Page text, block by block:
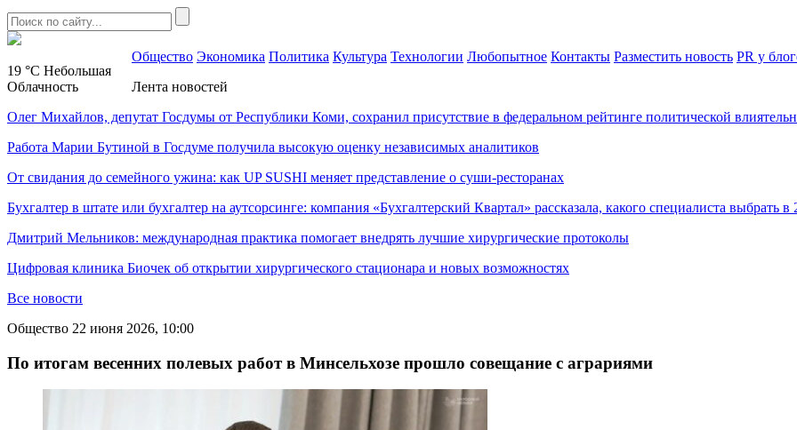
19 °C Небольшая
Облачность
Общество Экономика Политика Культура Технологии Любопытное Контакты Разместить новость PR у
Лента новостей
Олег Михайлов, депутат Госдумы от Республики Коми, сохранил присутствие в федеральном рейтинге политической
Работа Марии Бутиной в Госдуме получила высокую оценку независимых аналитиков
От свидания до семейного ужина: как UP SUSHI меняет представление о суши-ресторанах
Бухгалтер в штате или бухгалтер на аутсорсинге: компания «Бухгалтерский Квартал» рассказала, какого специалиста выбрать в
Дмитрий Мельников: международная практика помогает внедрять лучшие хирургические протоколы
Цифровая клиника Биочек об открытии хирургического стационара и новых возможностях
Все новости
Общество 22 июня 2026, 10:00
По итогам весенних полевых работ в Минсельхозе прошло совещание с аграриями